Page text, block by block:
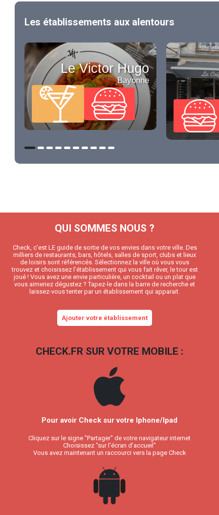
Les établissements aux alentours
Le Victor Hugo
Bayonne
QUI SOMMES NOUS ?
Check, c’est LE guide de sortie de vos envies dans votre ville. Des
milliers de restaurants, bars, hôtels, salles de sport, clubs et lieux
de loisirs sont référencés. Sélectionnez la ville où vous vous
trouvez et choisissez l’établissement qui vous fait rêver, le tour est
joué ! Vous avez une envie particulière, un cocktail ou un plat que
vous aimeriez dégustez ? Tapez-le dans la barre de recherche et
laissez-vous tenter par un établissement qui apparait.
Ajouter votre établissement
CHECK.FR SUR VOTRE MOBILE :
Pour avoir Check sur votre Iphone/Ipad
Cliquez sur le signe "Partager" de votre navigateur internet
Choisissez "sur l'écran d'accueil"
Vous avez maintenant un raccourci vers la page Check